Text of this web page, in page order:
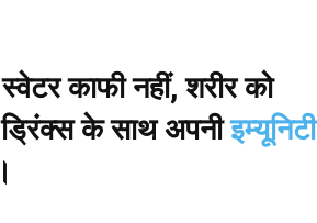
काफी नहीं, शरीर को
ड्रिंक्स के साथ अपनीइम्यूनिटी